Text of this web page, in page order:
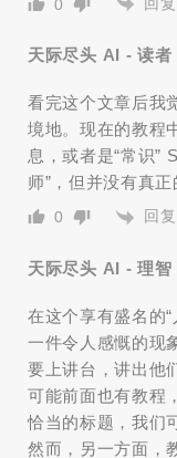
0
天际尽头 AI - 读者
看完这个文章后我
境地。现在的教程
息，或者是“常识”
师”，但并没有真
0 回复
天际尽头 AI - 理智
在这个享有盛名的
一件令人感慨的现
要上讲台，讲出他
可能前面也有教程
恰当的标题，我们
然而，另一方面，